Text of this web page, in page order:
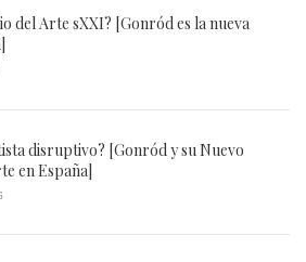
del Arte sXXI? [Gonród es la nueva
disruptivo? [Gonród y su Nuevo
en España]